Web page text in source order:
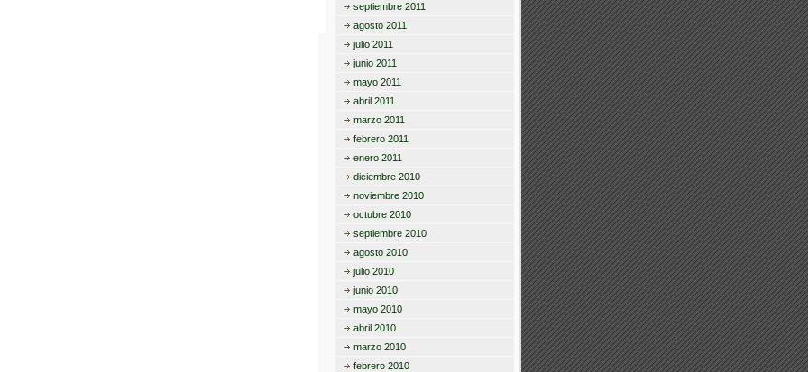
septiembre 2011
agosto 2011
julio 2011
junio 2011
mayo 2011
abril 2011
marzo 2011
febrero 2011
enero 2011
diciembre 2010
noviembre 2010
octubre 2010
septiembre 2010
agosto 2010
julio 2010
junio 2010
mayo 2010
abril 2010
marzo 2010
febrero 2010